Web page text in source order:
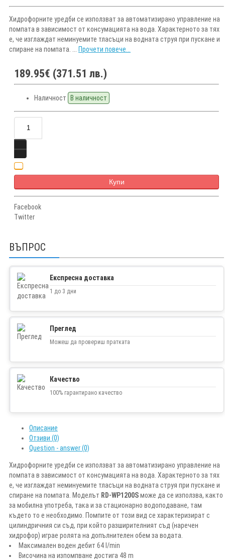
Хидрофорните уредби се използват за автоматизирано управление на
помпата в зависимост от консумацията на вода. Характерното за тях
е, че изглаждат неминуемите тласъци на водната струя при пускане и
спиране на помпата. ... Прочети повече...
189.95€ (371.51 лв.)
Наличност В наличност
Купи
Facebook
Twitter
ВЪПРОС
Експресна доставка
1 до 3 дни
Преглед
Можеш да провериш пратката
Качество
100% гарантирано качество
Описание
Отзиви (0)
Question - answer (0)
Хидрофорните уредби се използват за автоматизирано управление на
помпата в зависимост от консумацията на вода. Характерното за тях
е, че изглаждат неминуемите тласъци на водната струя при пускане и
спиране на помпата. Моделът RD-WP1200Sможе да се използва, както
за мобилна употреба, така и за стационарно водоподаване, там
където то е необходимо. Помпите от този вид се характеризират с
цилиндричния си съд, при който разширителният съд (наречен
хидрофор) играе ролята на допълнителен обем за водата.
Максимален воден дебит 64 l/min
Височина на изпомпване достига 48 m